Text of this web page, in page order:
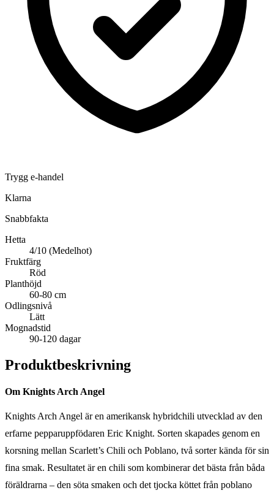
Trygg e-handel
Klarna
Snabbfakta
Hetta
4/10 (Medelhot)
Fruktfärg
Röd
Planthöjd
60-80 cm
Odlingsnivå
Lätt
Mognadstid
90-120 dagar
Produktbeskrivning
Om Knights Arch Angel
Knights Arch Angel är en amerikansk hybridchili utvecklad av den
erfarne pepparuppfödaren Eric Knight. Sorten skapades genom en
korsning mellan Scarlett’s Chili och Poblano, två sorter kända för sin
fina smak. Resultatet är en chili som kombinerar det bästa från båda
föräldrarna – den söta smaken och det tjocka köttet från poblano